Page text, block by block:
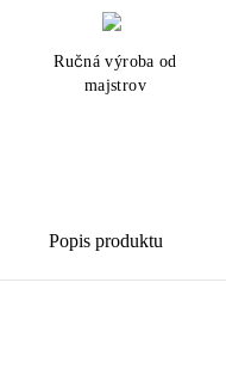
Ručná výroba od
majstrov
Popis produktu